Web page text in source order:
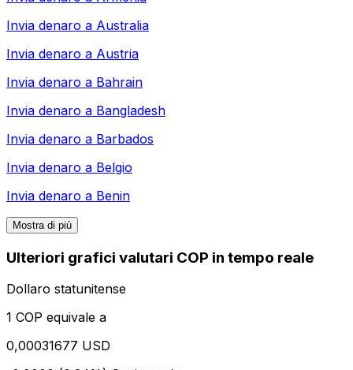
Invia denaro a Australia
Invia denaro a Austria
Invia denaro a Bahrain
Invia denaro a Bangladesh
Invia denaro a Barbados
Invia denaro a Belgio
Invia denaro a Benin
Mostra di più
Ulteriori grafici valutari COP in tempo reale
Dollaro statunitense
1 COP equivale a
0,00031677 USD